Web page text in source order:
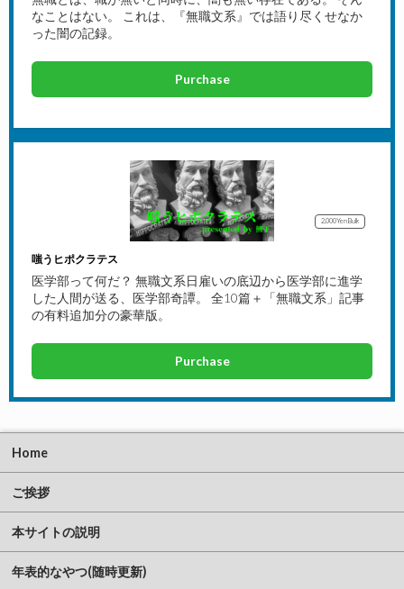
なことはない。 これは、『無職文系』では語り尽くせなか
った闇の記録。
Purchase
2,000YenBulk
嗤うヒポクラテス
医学部って何だ？ 無職文系日雇いの底辺から医学部に進学
した人間が送る、医学部奇譚。 全10篇＋「無職文系」記事
の有料追加分の豪華版。
Purchase
Home
ご挨拶
本サイトの説明
年表的なやつ(随時更新)